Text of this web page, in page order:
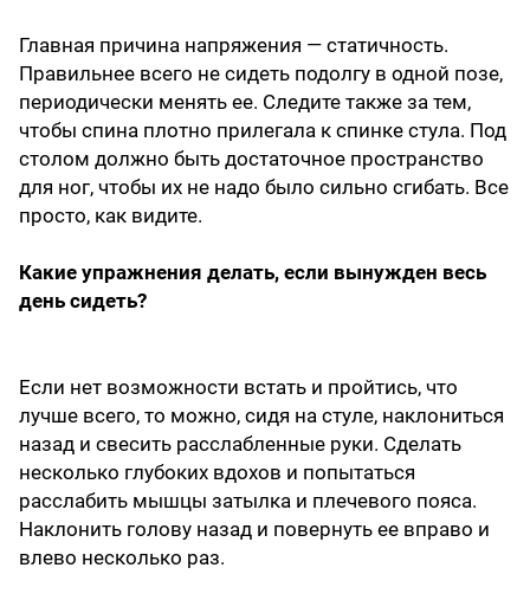
Главная причина напряжения — статичность.
Правильнее всего не сидеть подолгу в одной позе,
периодически менять ее. Следите также за тем,
чтобы спина плотно прилегала к спинке стула. Под
столом должно быть достаточное пространство
для ног, чтобы их не надо было сильно сгибать. Все
просто, как видите.
Какие упражнения делать, если вынужден весь
день сидеть?
Если нет возможности встать и пройтись, что
лучше всего, то можно, сидя на стуле, наклониться
назад и свесить расслабленные руки. Сделать
несколько глубоких вдохов и попытаться
расслабить мышцы затылка и плечевого пояса.
Наклонить голову назад и повернуть ее вправо и
влево несколько раз.